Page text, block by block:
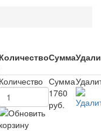
КоличествоСумма
Количество Сумма
1760
руб.